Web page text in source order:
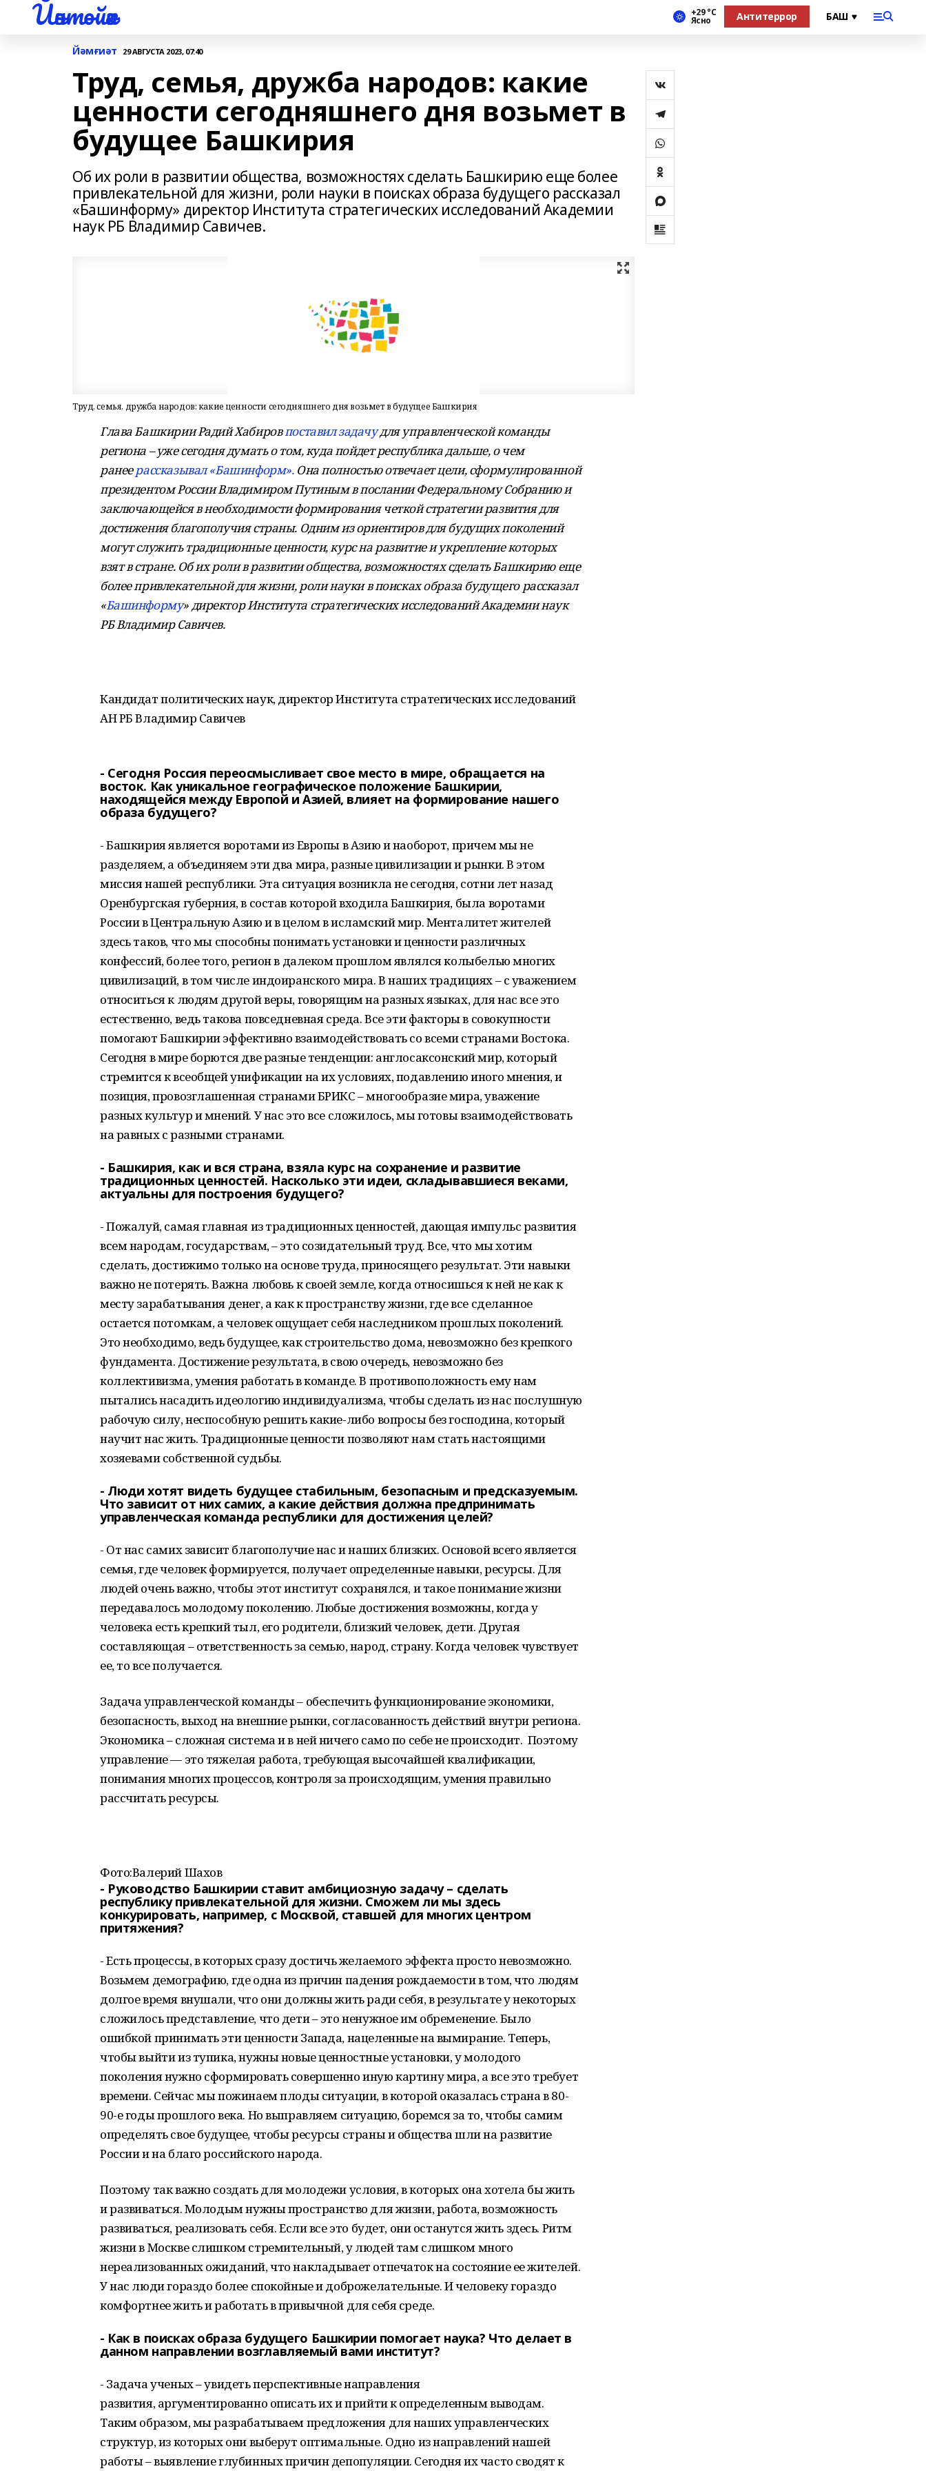
Йәнтөйәк +29 °С
Ясно Антитеррор
Йәмғиәт 29 АВГУСТА 2023, 07:40
Труд, семья, дружба народов: какие
ценности сегодняшнего дня возьмет в
будущее Башкирия
Об их роли в развитии общества, возможностях сделать Башкирию еще более
привлекательной для жизни, роли науки в поисках образа будущего рассказал
«Башинформу» директор Института стратегических исследований Академии
наук РБ Владимир Савичев.
Труд, семья, дружба народов: какие ценности сегодняшнего дня возьмет в будущее Башкирия
Глава Башкирии Радий Хабировпоставил задачудля управленческой команды
региона – уже сегодня думать о том, куда пойдет республика дальше, о чем
ранеерассказывал «Башинформ».Она полностью отвечает цели, сформулированной
президентом России Владимиром Путиным в послании Федеральному Собранию и
заключающейся в необходимости формирования четкой стратегии развития для
достижения благополучия страны. Одним из ориентиров для будущих поколений
могут служить традиционные ценности, курс на развитие и укрепление которых
взят в стране. Об их роли в развитии общества, возможностях сделать Башкирию еще
более привлекательной для жизни, роли науки в поисках образа будущего рассказал
«Башинформу» директор Института стратегических исследований Академии наук
РБ Владимир Савичев.
Кандидат политических наук, директор Института стратегических исследований
АН РБ Владимир Савичев
- Сегодня Россия переосмысливает свое место в мире, обращается на
восток. Как уникальное географическое положение Башкирии,
находящейся между Европой и Азией, влияет на формирование нашего
образа будущего?
- Башкирия является воротами из Европы в Азию и наоборот, причем мы не
разделяем, а объединяем эти два мира, разные цивилизации и рынки. В этом
миссия нашей республики. Эта ситуация возникла не сегодня, сотни лет назад
Оренбургская губерния, в состав которой входила Башкирия, была воротами
России в Центральную Азию и в целом в исламский мир. Менталитет жителей
здесь таков, что мы способны понимать установки и ценности различных
конфессий, более того, регион в далеком прошлом являлся колыбелью многих
цивилизаций, в том числе индоиранского мира. В наших традициях – с уважением
относиться к людям другой веры, говорящим на разных языках, для нас все это
естественно, ведь такова повседневная среда. Все эти факторы в совокупности
помогают Башкирии эффективно взаимодействовать со всеми странами Востока.
Сегодня в мире борются две разные тенденции: англосаксонский мир, который
стремится к всеобщей унификации на их условиях, подавлению иного мнения, и
позиция, провозглашенная странами БРИКС – многообразие мира, уважение
разных культур и мнений. У нас это все сложилось, мы готовы взаимодействовать
на равных с разными странами.
- Башкирия, как и вся страна, взяла курс на сохранение и развитие
традиционных ценностей. Насколько эти идеи, складывавшиеся веками,
актуальны для построения будущего?
- Пожалуй, самая главная из традиционных ценностей, дающая импульс развития
всем народам, государствам, – это созидательный труд. Все, что мы хотим
сделать, достижимо только на основе труда, приносящего результат. Эти навыки
важно не потерять. Важна любовь к своей земле, когда относишься к ней не как к
месту зарабатывания денег, а как к пространству жизни, где все сделанное
остается потомкам, а человек ощущает себя наследником прошлых поколений.
Это необходимо, ведь будущее, как строительство дома, невозможно без крепкого
фундамента. Достижение результата, в свою очередь, невозможно без
коллективизма, умения работать в команде. В противоположность ему нам
пытались насадить идеологию индивидуализма, чтобы сделать из нас послушную
рабочую силу, неспособную решить какие-либо вопросы без господина, который
научит нас жить. Традиционные ценности позволяют нам стать настоящими
хозяевами собственной судьбы.
- Люди хотят видеть будущее стабильным, безопасным и предсказуемым.
Что зависит от них самих, а какие действия должна предпринимать
управленческая команда республики для достижения целей?
- От нас самих зависит благополучие нас и наших близких. Основой всего является
семья, где человек формируется, получает определенные навыки, ресурсы. Для
людей очень важно, чтобы этот институт сохранялся, и такое понимание жизни
передавалось молодому поколению. Любые достижения возможны, когда у
человека есть крепкий тыл, его родители, близкий человек, дети. Другая
составляющая – ответственность за семью, народ, страну. Когда человек чувствует
ее, то все получается.
Задача управленческой команды – обеспечить функционирование экономики,
безопасность, выход на внешние рынки, согласованность действий внутри региона.
Экономика – сложная система и в ней ничего само по себе не происходит. Поэтому
управление — это тяжелая работа, требующая высочайшей квалификации,
понимания многих процессов, контроля за происходящим, умения правильно
рассчитать ресурсы.
Фото:Валерий Шахов
- Руководство Башкирии ставит амбициозную задачу – сделать
республику привлекательной для жизни. Сможем ли мы здесь
конкурировать, например, с Москвой, ставшей для многих центром
притяжения?
- Есть процессы, в которых сразу достичь желаемого эффекта просто невозможно.
Возьмем демографию, где одна из причин падения рождаемости в том, что людям
долгое время внушали, что они должны жить ради себя, в результате у некоторых
сложилось представление, что дети – это ненужное им обременение. Было
ошибкой принимать эти ценности Запада, нацеленные на вымирание. Теперь,
чтобы выйти из тупика, нужны новые ценностные установки, у молодого
поколения нужно сформировать совершенно иную картину мира, а все это требует
времени. Сейчас мы пожинаем плоды ситуации, в которой оказалась страна в 80-
90-е годы прошлого века. Но выправляем ситуацию, боремся за то, чтобы самим
определять свое будущее, чтобы ресурсы страны и общества шли на развитие
России и на благо российского народа.
Поэтому так важно создать для молодежи условия, в которых она хотела бы жить
и развиваться. Молодым нужны пространство для жизни, работа, возможность
развиваться, реализовать себя. Если все это будет, они останутся жить здесь. Ритм
жизни в Москве слишком стремительный, у людей там слишком много
нереализованных ожиданий, что накладывает отпечаток на состояние ее жителей.
У нас люди гораздо более спокойные и доброжелательные. И человеку гораздо
комфортнее жить и работать в привычной для себя среде.
- Как в поисках образа будущего Башкирии помогает наука? Что делает в
данном направлении возглавляемый вами институт?
- Задача ученых – увидеть перспективные направления
развития, аргументированно описать их и прийти к определенным выводам.
Таким образом, мы разрабатываем предложения для наших управленческих
структур, из которых они выберут оптимальные. Одно из направлений нашей
работы – выявление глубинных причин депопуляции. Сегодня их часто сводят к